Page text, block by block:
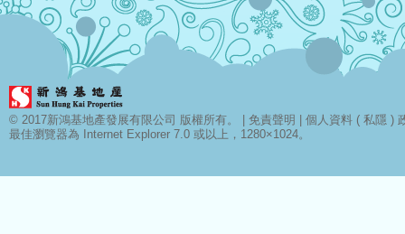
© 2017新鴻基地產發展有限公司 版權所有。 | 免責聲明
個人資料 ( 私隱 )
最佳瀏覽器為 Internet Explorer 7.0 或以上，1280×1024。